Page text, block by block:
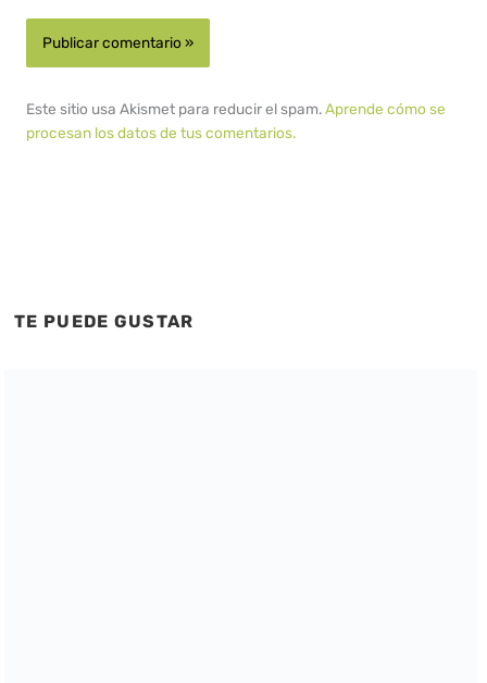
Este sitio usa Akismet para reducir el spam.Aprende cómo se
procesan los datos de tus comentarios.
TE PUEDE GUSTAR